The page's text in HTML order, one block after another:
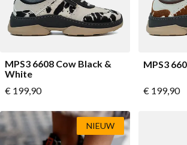
Sandalen
Loafers
Veterlaarsjes
Workerboots
Enkellaarsjes met rits
Chelseaboots
MPS3 6608 Cow Black &
White
Vanaf
€ 199,90
MPS3
Vanaf
€ 199,90
NIEUW